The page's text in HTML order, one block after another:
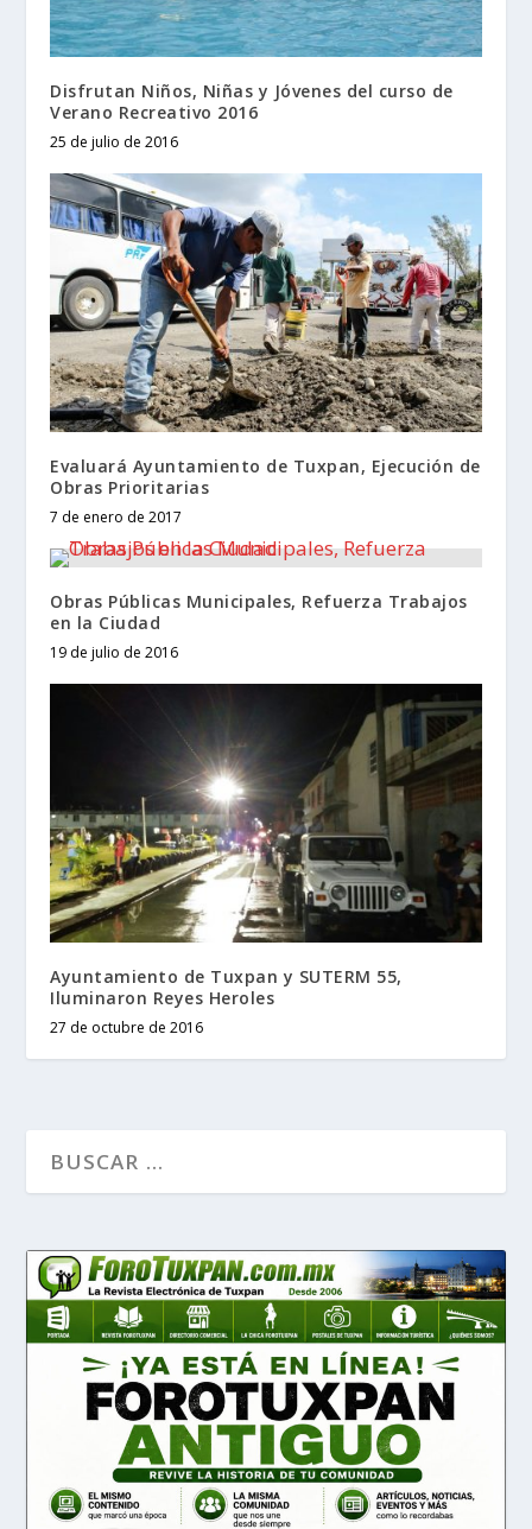
Disfrutan Niños, Niñas y Jóvenes del curso de
Verano Recreativo 2016
25 de julio de 2016
Evaluará Ayuntamiento de Tuxpan, Ejecución de
Obras Prioritarias
7 de enero de 2017
Obras Públicas Municipales, Refuerza Trabajos
en la Ciudad
19 de julio de 2016
Ayuntamiento de Tuxpan y SUTERM 55,
Iluminaron Reyes Heroles
27 de octubre de 2016